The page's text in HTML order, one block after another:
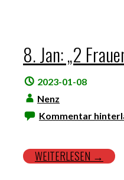
8. Jan: „2
2023-01-08
Nenz
Kommentar
WEITERLESEN →